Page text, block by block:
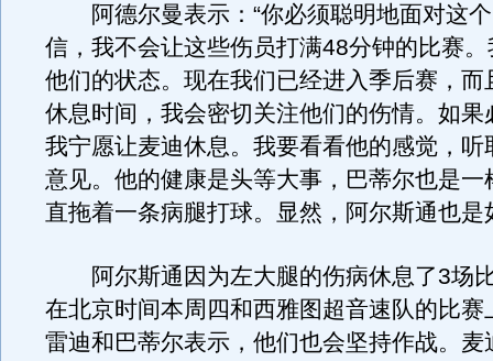
阿德尔曼表示：“你必须聪明地面对这个
信，我不会让这些伤员打满48分钟的比赛
他们的状态。现在我们已经进入季后赛，而
休息时间，我会密切关注他们的伤情。如果
我宁愿让麦迪休息。我要看看他的感觉，听
意见。他的健康是头等大事，巴蒂尔也是一
直拖着一条病腿打球。显然，阿尔斯通也是
阿尔斯通因为左大腿的伤病休息了3场
在北京时间本周四和西雅图超音速队的比赛
雷迪和巴蒂尔表示，他们也会坚持作战。麦